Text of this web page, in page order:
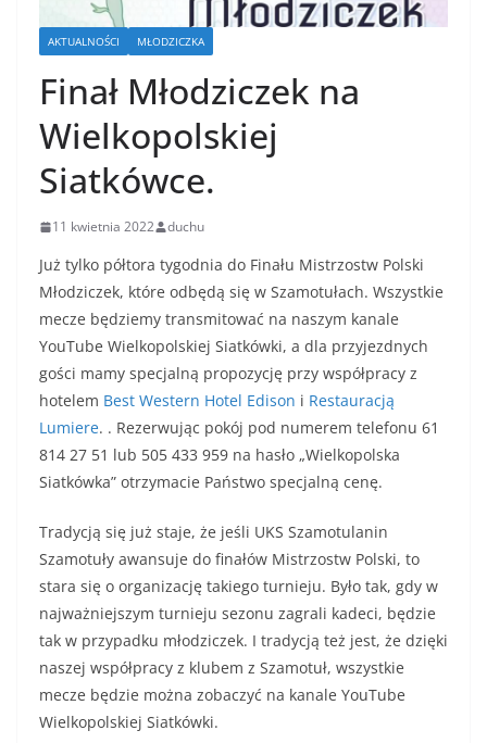
AKTUALNOŚCI MŁODZICZKA
Finał Młodziczek na
Wielkopolskiej
Siatkówce.
11 kwietnia 2022 duchu
Już tylko półtora tygodnia do Finału Mistrzostw Polski
Młodziczek, które odbędą się w Szamotułach. Wszystkie
mecze będziemy transmitować na naszym kanale
YouTube Wielkopolskiej Siatkówki, a dla przyjezdnych
gości mamy specjalną propozycję przy współpracy z
hotelem Best Western Hotel Edison i Restauracją
Lumiere. . Rezerwując pokój pod numerem telefonu 61
814 27 51 lub 505 433 959 na hasło „Wielkopolska
Siatkówka” otrzymacie Państwo specjalną cenę.
Tradycją się już staje, że jeśli UKS Szamotulanin
Szamotuły awansuje do finałów Mistrzostw Polski, to
stara się o organizację takiego turnieju. Było tak, gdy w
najważniejszym turnieju sezonu zagrali kadeci, będzie
tak w przypadku młodziczek. I tradycją też jest, że dzięki
naszej współpracy z klubem z Szamotuł, wszystkie
mecze będzie można zobaczyć na kanale YouTube
Wielkopolskiej Siatkówki.